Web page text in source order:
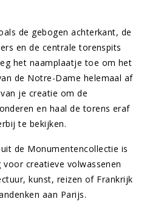
de gebogen achterkant, de
en de centrale torenspits
het naamplaatje toe om het
de Notre-Dame helemaal af
je creatie om de
en haal de torens eraf
te bekijken.
de Monumentencollectie is
voor creatieve volwassenen
kunst, reizen of Frankrijk
aan Parijs.